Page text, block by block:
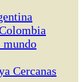
mundo
Cercanas